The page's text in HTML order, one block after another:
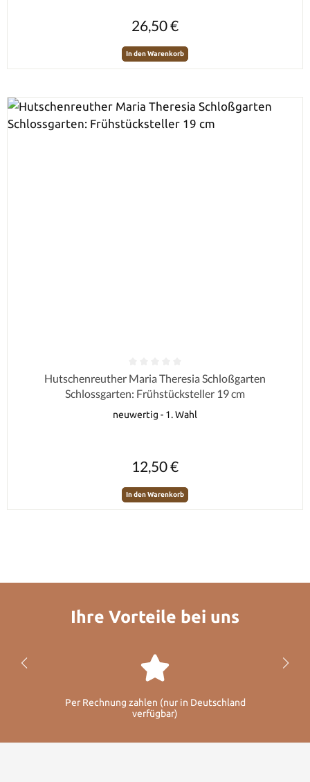
26,50 €
In den Warenkorb
Durchschnittliche Bewertung von 0 von 5 Sternen
Hutschenreuther Maria Theresia Schloßgarten
Schlossgarten: Frühstücksteller 19 cm
neuwertig - 1. Wahl
12,50 €
In den Warenkorb
Ihre Vorteile bei uns
Per Rechnung zahlen (nur in Deutschland
verfügbar)